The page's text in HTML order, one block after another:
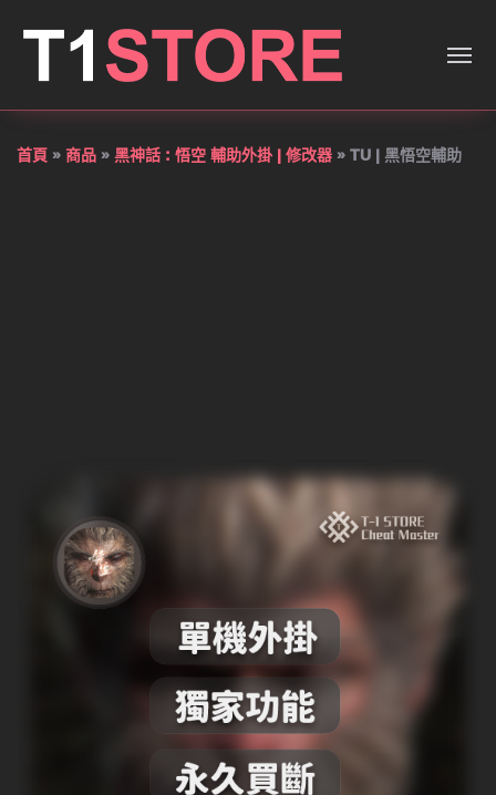
TU | 黑悟空輔助 — T1遊戲輔
首頁 » 商品 » 黑神話 : 悟空 輔助外掛 | 修改器 » TU | 黑悟空輔助